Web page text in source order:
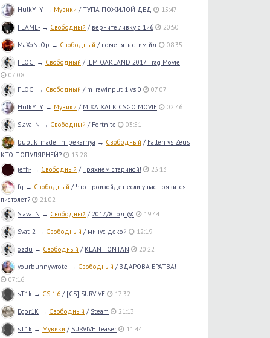
HulkY_Y → Мувики /ТУПА ПОЖИЛОЙ ДЕД 15:47
FLAME-→ Свободный / верните ливку с 1и6 20:50
MaXoNtOp → Свободный / поменять стим йд 08:35
FLOCI → Свободный / IEM OAKLAND 2017 Frag Movie
07:08
FLOCI → Свободный / m_rawinput 1 vs 0 07:07
HulkY_Y → Мувики / MIXA XALK CSGO MOVIE 02:46
Slava_N → Свободный / Fortnite 03:51
bublik_made_in_pekarnya → Свободный / Fallen vs Zeus
КТО ПОПУЛЯРНЕЙ?
13:28
jeffi-→ Свободный /Тряхнём стариной! 23:13
fq → Свободный / Что произойдет если у нас появится
пистолет?
21:02
Slava_N → Свободный / 2017/8 год @ 19:44
Svat-2 → Свободный / минус декой 12:19
ozdu → Свободный / KLAN FONTAN 20:22
yourbunnywrote → Свободный /ЗДАРОВА БРАТВА!
07:16
sT1k → CS 1.6 / [CS] SURVIVE 17:32
Egor1K → Свободный / Steam 21:13
sT1k → Мувики / SURVIVE Teaser 11:44